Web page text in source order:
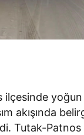
ilçesinde yoğun
akışında
Tutak-